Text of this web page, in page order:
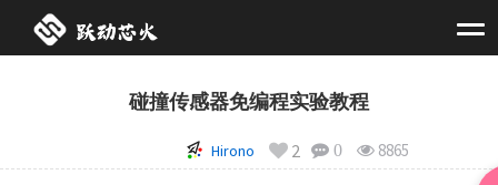
碰撞传感器免编程实验教程
8865
0
2
Hirono